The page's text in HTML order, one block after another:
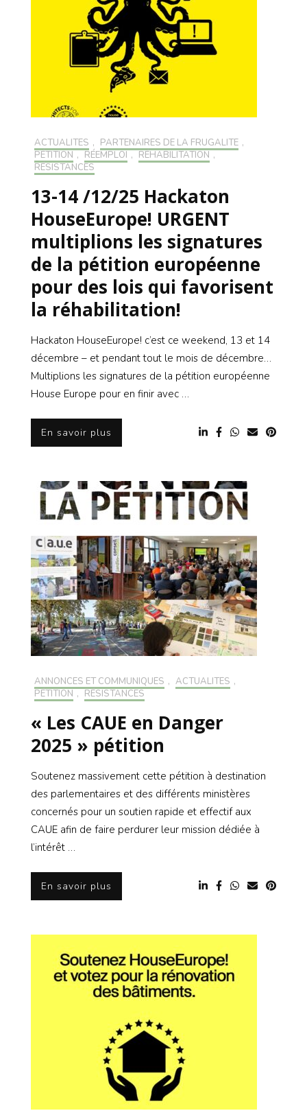
ACTUALITÉS , PARTENAIRES DE LA FRUGALITÉ ,
PÉTITION , RÉEMPLOI , RÉHABILITATION ,
RÉSISTANCES
13-14 /12/25 Hackaton
HouseEurope! URGENT
multiplions les signatures
de la pétition européenne
pour des lois qui favorisent
la réhabilitation!
Hackaton HouseEurope! c’est ce weekend, 13 et 14
décembre – et pendant tout le mois de décembre…
Multiplions les signatures de la pétition européenne
House Europe pour en finir avec …
En savoir plus
ANNONCES ET COMMUNIQUÉS , ACTUALITÉS ,
PÉTITION , RÉSISTANCES
« Les CAUE en Danger
2025 » pétition
Soutenez massivement cette pétition à destination
des parlementaires et des différents ministères
concernés pour un soutien rapide et effectif aux
CAUE afin de faire perdurer leur mission dédiée à
l’intérêt …
En savoir plus